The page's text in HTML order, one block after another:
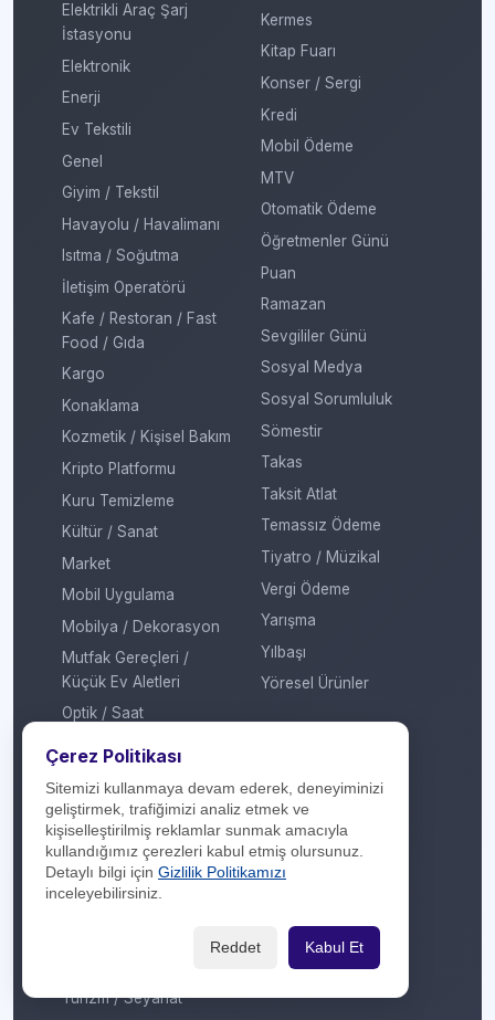
Elektrikli Araç Şarj
İstasyonu
Elektronik
Enerji
Ev Tekstili
Genel
Giyim / Tekstil
Havayolu / Havalimanı
Isıtma / Soğutma
İletişim Operatörü
Kafe / Restoran / Fast
Food / Gıda
Kargo
Konaklama
Kozmetik / Kişisel Bakım
Kripto Platformu
Kuru Temizleme
Kültür / Sanat
Market
Mobil Uygulama
Mobilya / Dekorasyon
Mutfak Gereçleri /
Küçük Ev Aletleri
Optik / Saat
Profesyonel Hizmet
Sağlık / Hastane
Sigorta / Emeklilik
Spor Giyim
Turizm / Seyahat
Kermes
Kitap Fuarı
Konser / Sergi
Kredi
Mobil Ödeme
MTV
Otomatik Ödeme
Öğretmenler Günü
Puan
Ramazan
Sevgililer Günü
Sosyal Medya
Sosyal Sorumluluk
Sömestir
Takas
Taksit Atlat
Temassız Ödeme
Tiyatro / Müzikal
Vergi Ödeme
Yarışma
Yılbaşı
Yöresel Ürünler
Çerez Politikası
Sitemizi kullanmaya devam ederek, deneyiminizi
geliştirmek, trafiğimizi analiz etmek ve
kişiselleştirilmiş reklamlar sunmak amacıyla
kullandığımız çerezleri kabul etmiş olursunuz.
Detaylı bilgi için Gizlilik Politikamızı
inceleyebilirsiniz.
Reddet Kabul Et